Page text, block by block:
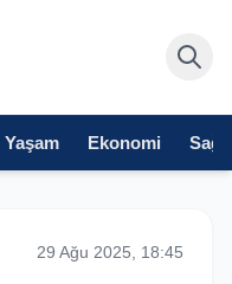
Yaşam Ekonomi
29 Ağu 2025, 18:45